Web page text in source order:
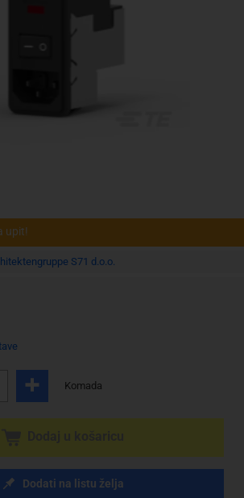
upit!
S71 d.o.o.
Komada
Dodati na listu želja